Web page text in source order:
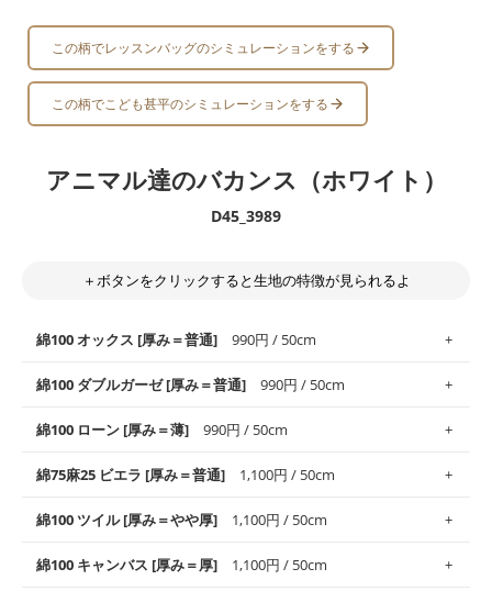
この柄でレッスンバッグのシミュレーションをする
この柄でこども甚平のシミュレーションをする
アニマル達のバカンス（ホワイト）
D45_3989
＋ボタンをクリックすると生地の特徴が見られるよ
綿100 オックス [厚み＝普通] 990円 / 50cm
使いやすさNo.1！しなやかさと適度な張りを併せ持ち、通気性の
高さがオックス生地の特徴です。当サイトのオックス生地は、
般にお使いいただけます。
※レッスンバッグ、上履き袋などの通園通学グッズにはツイル生
綿100 ダブルガーゼ [厚み＝普通] 990円 / 50cm
柔らかくふんわりとした肌触りが特徴です。ベビー用品やハンカ
チなど直接肌に触れるアイテムに最適です。高い吸湿性・通気性
す。
・スタイ、おくるみなどのベビーグッズ
綿100 ローン [厚み＝薄] 990円 / 50cm
上質で薄手の平織りの生地です。軽やかさとなめらかな手触りの
良さが魅力。透け感があるので、涼しげなトップスなどに最適で
綿75麻25 ビエラ [厚み＝普通] 1,100円 / 50cm
コットン75％リネン25％の当店のビエラ生地は、オックス生地よ
りもふんわりとした柔らかい質感と適度な落ち感を感じられるの
綿100 ツイル [厚み＝やや厚] 1,100円 / 50cm
綿100 キャンバス [厚み＝厚] 1,100円 / 50cm